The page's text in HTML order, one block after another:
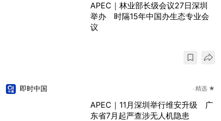
APEC｜林业部长级会议27日深圳
举办 时隔15年中国办生态专业会
议
即时中国 精选 ★
APEC｜11月深圳举行维安升级 广
东省7月起严查涉无人机隐患